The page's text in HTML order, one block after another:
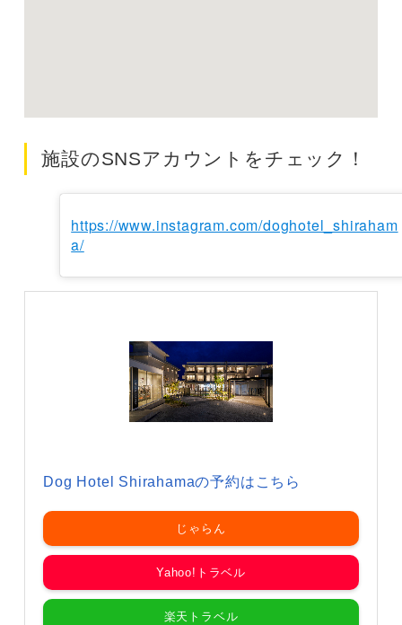
施設のSNSアカウントをチェック！
https://www.instagram.com/doghotel_shiraham
a/
Dog Hotel Shirahamaの予約はこちら
じゃらん
Yahoo!トラベル
楽天トラベル